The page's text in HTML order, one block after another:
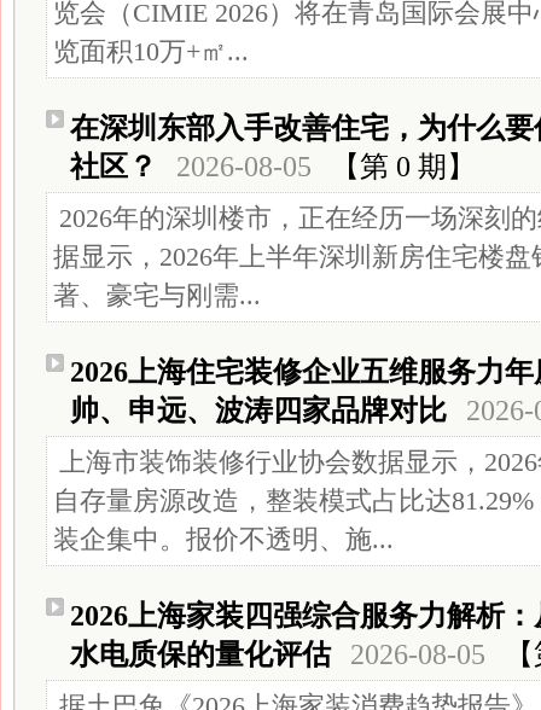
览会（CIMIE 2026）将在青岛国际会展
览面积10万+㎡...
在深圳东部入手改善住宅，为什么
社区？
2026-08-05 【第 0 期】
2026年的深圳楼市，正在经历一场深刻
据显示，2026年上半年深圳新房住宅楼
著、豪宅与刚需...
2026上海住宅装修企业五维服务力
帅、申远、波涛四家品牌对比
上海市装饰装修行业协会数据显示，
自存量房源改造，整装模式占比达
装企集中。报价不透明、施...
2026上海家装四强综合服务力解析
水电质保的量化评估
2026-08-05